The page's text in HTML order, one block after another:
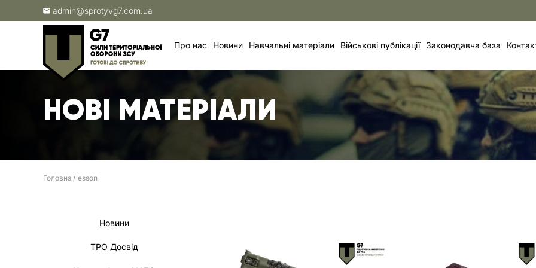
admin@sprotyvg7.com.ua
Про нас Новини Навчальні матеріали Військові публікації Законодавча база
НОВІ МАТЕРІАЛИ
Головна lesson
Новини
ТРО Досвід